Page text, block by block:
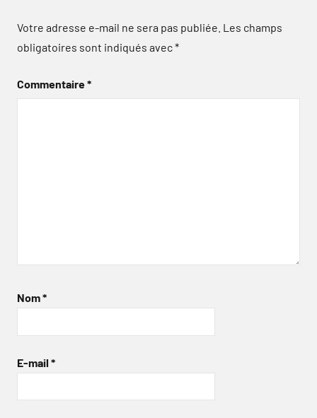
Votre adresse e-mail ne sera pas publiée. Les champs
obligatoires sont indiqués avec*
Commentaire*
Nom*
E-mail *